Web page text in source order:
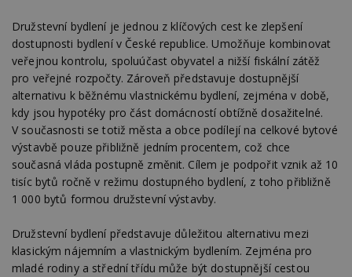
Družstevní bydlení je jednou z klíčových cest ke zlepšení
dostupnosti bydlení v České republice. Umožňuje kombinovat
veřejnou kontrolu, spoluúčast obyvatel a nižší fiskální zátěž
pro veřejné rozpočty. Zároveň představuje dostupnější
alternativu k běžnému vlastnickému bydlení, zejména v době,
kdy jsou hypotéky pro část domácností obtížně dosažitelné.
V současnosti se totiž města a obce podílejí na celkové bytové
výstavbě pouze přibližně jedním procentem, což chce
současná vláda postupně změnit. Cílem je podpořit vznik až 10
tisíc bytů ročně v režimu dostupného bydlení, z toho přibližně
1 000 bytů formou družstevní výstavby.
Družstevní bydlení představuje důležitou alternativu mezi
klasickým nájemním a vlastnickým bydlením. Zejména pro
mladé rodiny a střední třídu může být dostupnější cestou